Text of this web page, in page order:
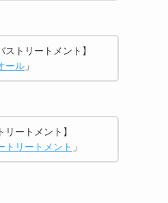
ストリートメント】
ール 」
リートメント】
トリートメント 」